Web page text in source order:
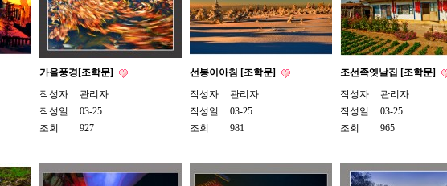
가을풍경[조학문]
작성자
관리자
작성일
03-25
조회
927
선봉이아침 [조학문]
작성자
관리자
작성일
03-25
조회
981
조선족옛날집 [조학문]
작성자
관리자
작성일
03-25
조회
965